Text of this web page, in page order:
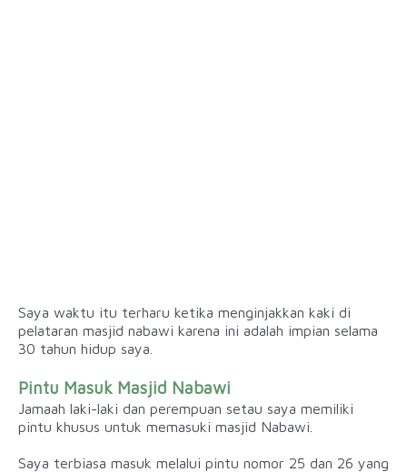
Saya waktu itu terharu ketika menginjakkan kaki di
pelataran masjid nabawi karena ini adalah impian selama
30 tahun hidup saya.
Pintu Masuk Masjid Nabawi
Jamaah laki-laki dan perempuan setau saya memiliki
pintu khusus untuk memasuki masjid Nabawi.
Saya terbiasa masuk melalui pintu nomor 25 dan 26 yang